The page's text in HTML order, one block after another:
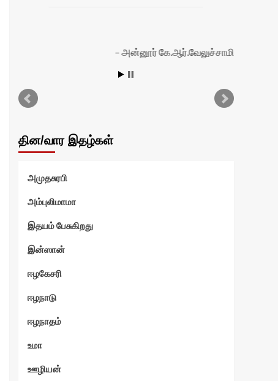
அன்னூர் கே.ஆர்.வேலுச்சாமி
தின/வார இதழ்கள்
அமுதசுரபி
அம்புலிமாமா
இதயம் பேசுகிறது
இன்ஸான்
ஈழகேசரி
ஈழநாடு
ஈழநாதம்
உமா
ஊழியன்